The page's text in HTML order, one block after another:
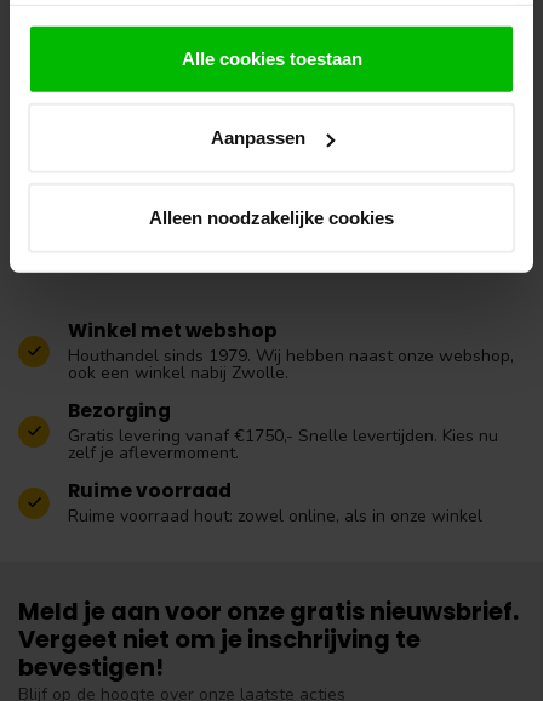
gebruiken.
Alle cookies toestaan
Aanpassen
Alleen noodzakelijke cookies
Eenvoudig te bewerken – zagen, boren en bevestigen met
Veelzijdig inzetbaar – geschikt voor vloeren,
Winkel met webshop
Houthandel sinds 1979. Wij hebben naast onze webshop,
ook een winkel nabij Zwolle.
Bezorging
Gratis levering vanaf €1750,- Snelle levertijden. Kies nu
zelf je aflevermoment.
Ruime voorraad
Ruime voorraad hout: zowel online, als in onze winkel
Meld je aan voor onze gratis nieuwsbrief.
Vergeet niet om je inschrijving te
bevestigen!
Blijf op de hoogte over onze laatste acties